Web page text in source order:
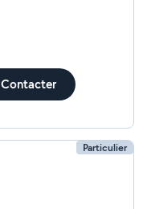
Contacter
Particulier